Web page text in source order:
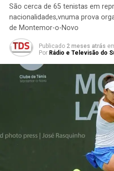
São cerca de 65 tenistas em
nacionalidades,vnuma prova
de Montemor-o-Novo
Publicado 2 meses atrás
Por Rádio e Televisão do